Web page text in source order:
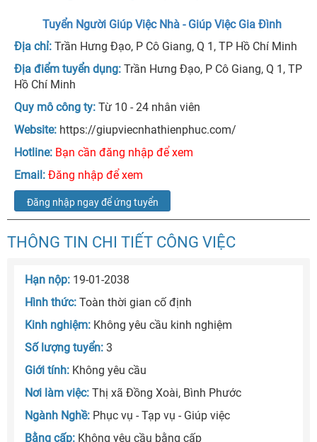
Tuyển Người Giúp Việc Nhà - Giúp Việc Gia Đình
Địa chỉ: Trần Hưng Đạo, P Cô Giang, Q 1, TP Hồ Chí Minh
Địa điểm tuyển dụng: Trần Hưng Đạo, P Cô Giang, Q 1, TP
Hồ Chí Minh
Quy mô công ty: Từ 10 - 24 nhân viên
Website: https://giupviecnhathienphuc.com/
Hotline: Bạn cần đăng nhập để xem
Email: Đăng nhập để xem
Đăng nhập ngay để ứng tuyển
THÔNG TIN CHI TIẾT CÔNG VIỆC
Hạn nộp: 19-01-2038
Hình thức: Toàn thời gian cố định
Kinh nghiệm: Không yêu cầu kinh nghiệm
Số lượng tuyển: 3
Giới tính: Không yêu cầu
Nơi làm việc: Thị xã Đồng Xoài, Bình Phước
Ngành Nghề: Phục vụ - Tạp vụ - Giúp việc
Bằng cấp: Không yêu cầu bằng cấp